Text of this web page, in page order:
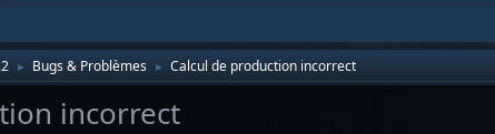
► Bugs & Problèmes ► Calcul de production incorrect
incorrect